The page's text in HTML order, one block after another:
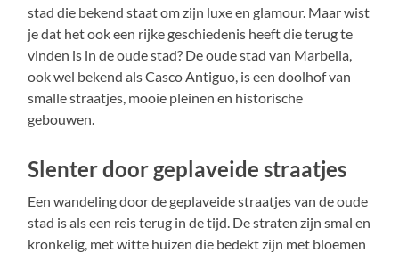
stad die bekend staat om zijn luxe en glamour. Maar wist
je dat het ook een rijke geschiedenis heeft die terug te
vinden is in de oude stad? De oude stad van Marbella,
ook wel bekend als Casco Antiguo, is een doolhof van
smalle straatjes, mooie pleinen en historische
gebouwen.
Slenter door geplaveide straatjes
Een wandeling door de geplaveide straatjes van de oude
stad is als een reis terug in de tijd. De straten zijn smal en
kronkelig, met witte huizen die bedekt zijn met bloemen